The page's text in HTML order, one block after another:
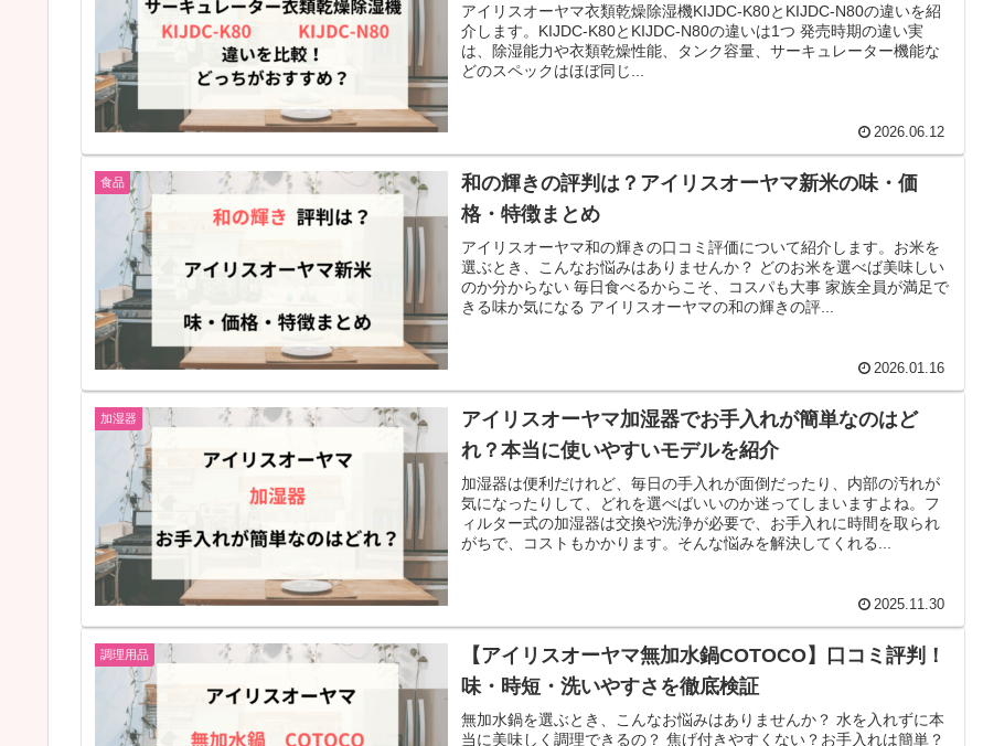
アイリスオーヤマ衣類乾燥除湿機KIJDC-K80とKIJDC-N80の違いを紹
介します。KIJDC-K80とKIJDC-N80の違いは1つ 発売時期の違い実
は、除湿能力や衣類乾燥性能、タンク容量、サーキュレーター機能な
どのスペックはほぼ同じ...
2026.06.12
食品
和の輝きの評判は？アイリスオーヤマ新米の味・価
格・特徴まとめ
アイリスオーヤマ和の輝きの口コミ評価について紹介します。お米を
選ぶとき、こんなお悩みはありませんか？ どのお米を選べば美味しい
のか分からない 毎日食べるからこそ、コスパも大事 家族全員が満足で
きる味か気になる アイリスオーヤマの和の輝きの評...
2026.01.16
加湿器
アイリスオーヤマ加湿器でお手入れが簡単なのはど
れ？本当に使いやすいモデルを紹介
加湿器は便利だけれど、毎日の手入れが面倒だったり、内部の汚れが
気になったりして、どれを選べばいいのか迷ってしまいますよね。フ
ィルター式の加湿器は交換や洗浄が必要で、お手入れに時間を取られ
がちで、コストもかかります。そんな悩みを解決してくれる...
2025.11.30
調理用品
【アイリスオーヤマ無加水鍋COTOCO】口コミ評判！
味・時短・洗いやすさを徹底検証
無加水鍋を選ぶとき、こんなお悩みはありませんか？ 水を入れずに本
当に美味しく調理できるの？ 焦げ付きやすくない？お手入れは簡単？